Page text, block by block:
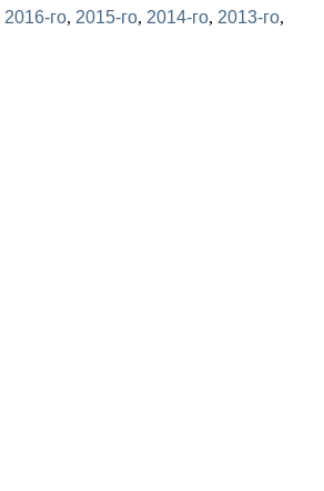
2016-го, 2015-го, 2014-го, 2013-го,